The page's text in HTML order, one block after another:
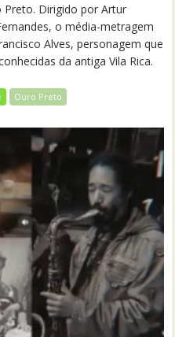
Dirigido por Artur
o média-metragem
Alves, personagem que
da antiga Vila Rica.
Ouro Preto